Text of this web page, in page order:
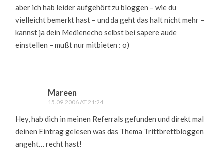
aber ich hab leider aufgehört zu bloggen – wie du
vielleicht bemerkt hast – und da geht das halt nicht mehr –
kannst ja dein Medienecho selbst bei sapere aude
einstellen – mußt nur mitbieten : o)
Mareen
15.09.2006 AT 21:24
Hey, hab dich in meinen Referrals gefunden und direkt mal
deinen Eintrag gelesen was das Thema Trittbrettbloggen
angeht… recht hast!